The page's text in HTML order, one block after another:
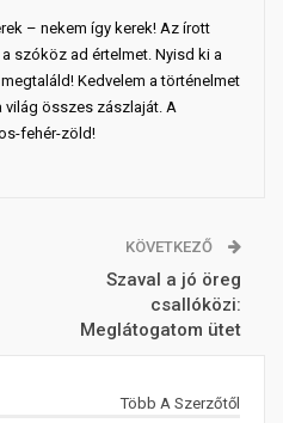
– nekem így kerek! Az írott
szóköz ad értelmet. Nyisd ki a
Kedvelem a történelmet
világ összes zászlaját. A
fehér-zöld!
KÖVETKEZŐ
Szaval a jó öreg
csallóközi:
Meglátogatom ütet
Több A Szerzőtől